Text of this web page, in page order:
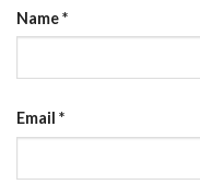
Name*
Email *